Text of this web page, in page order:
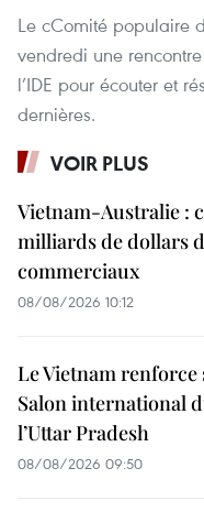
Le cComité populaire
vendredi une
l’IDE pour écouter et
dernières.
VOIR PLUS
Vietnam-Australie :
milliards de dollars
commerciaux
08/08/2026 10:12
Le Vietnam renforce
Salon international
l’Uttar Pradesh
08/08/2026 09:50